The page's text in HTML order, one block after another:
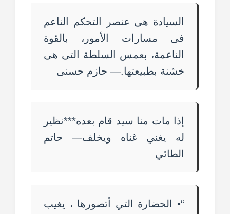
السيادة هى عنصر التحكم الناعم
فى مسارات الأمور، بالقوة
الناعمة، بعمس السلطة التى هى
خشنة بطبيعتها.— حازم حسنى
إذا مات منا سيد قام بعده***نظير
له يغني غناه ويخلف— حاتم
الطائي
“• الحضارة التي أتصورها ، يغيب